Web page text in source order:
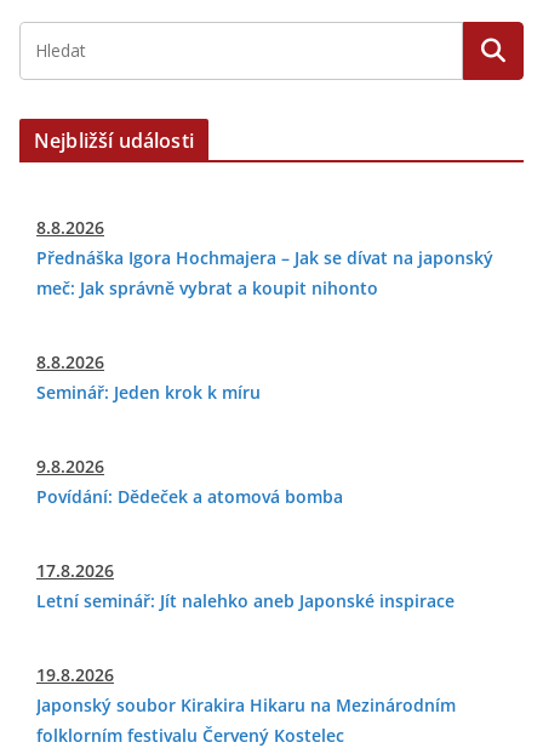
Nejbližší události
8.8.2026
Přednáška Igora Hochmajera – Jak se dívat na japonský
meč: Jak správně vybrat a koupit nihonto
8.8.2026
Seminář: Jeden krok k míru
9.8.2026
Povídání: Dědeček a atomová bomba
17.8.2026
Letní seminář: Jít nalehko aneb Japonské inspirace
19.8.2026
Japonský soubor Kirakira Hikaru na Mezinárodním
folklorním festivalu Červený Kostelec